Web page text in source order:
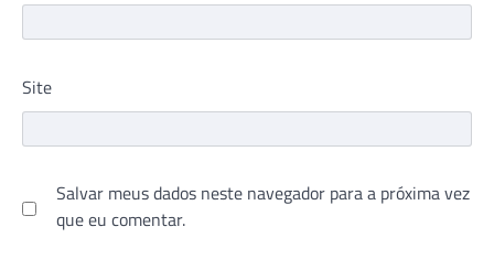
Site
Salvar meus dados neste navegador para a próxima vez
que eu comentar.